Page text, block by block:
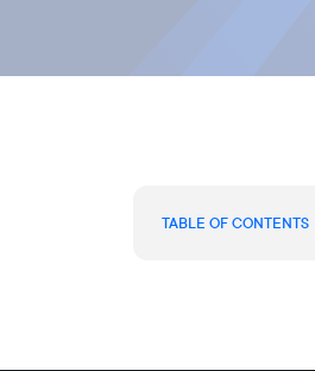
TABLE OF CONTENTS